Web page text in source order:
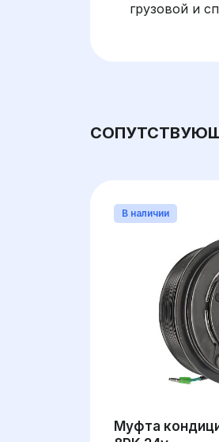
грузовой и
В наличии
Муфта